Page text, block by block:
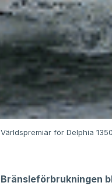
Världspremiär för Delphia
Bränsleförbrukningen